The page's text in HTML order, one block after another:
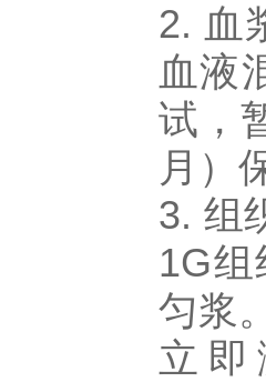
2. 血
血液
试，
月）
3. 组
1G
匀浆
立